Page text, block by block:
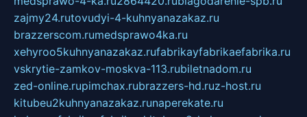
zajmy24.rutovudyi-4-kuhnyanazakaz.ru
brazzerscom.rumedsprawo4ka.ru
xehyroo5kuhnyanazakaz.rufabrikayfabrikaefabrika.ru
vskrytie-zamkov-moskva-113.rubiletnadom.ru
zed-online.rupimchax.rubrazzers-hd.ruz-host.ru
kitubeu2kuhnyanazakaz.runaperekate.ru